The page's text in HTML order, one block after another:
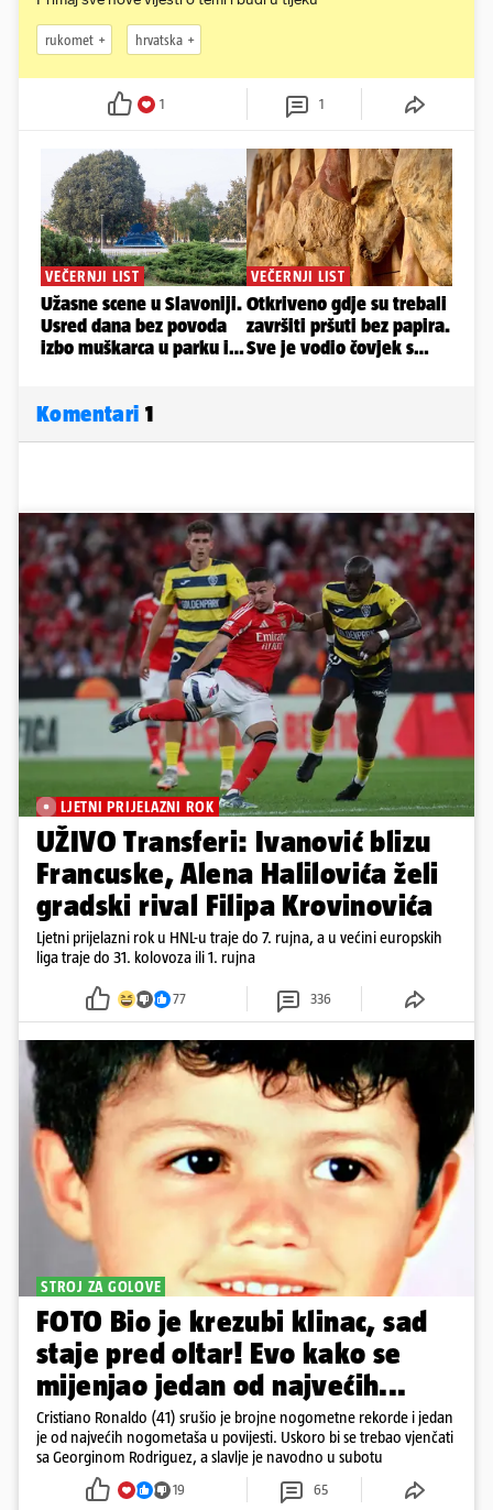
rukomet hrvatska
1 1
Komentari 1
LJETNI PRIJELAZNI ROK
UŽIVO Transferi: Ivanović blizu
Francuske, Alena Halilovića želi
gradski rival Filipa Krovinovića
Ljetni prijelazni rok u HNL-u traje do 7. rujna, a u većini europskih
liga traje do 31. kolovoza ili 1. rujna
77 336
STROJ ZA GOLOVE
FOTO Bio je krezubi klinac, sad
staje pred oltar! Evo kako se
mijenjao jedan od najvećih...
Cristiano Ronaldo (41) srušio je brojne nogometne rekorde i jedan
je od najvećih nogometaša u povijesti. Uskoro bi se trebao vjenčati
sa Georginom Rodriguez, a slavlje je navodno u subotu
19 65